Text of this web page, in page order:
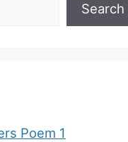
Search
Poem 1